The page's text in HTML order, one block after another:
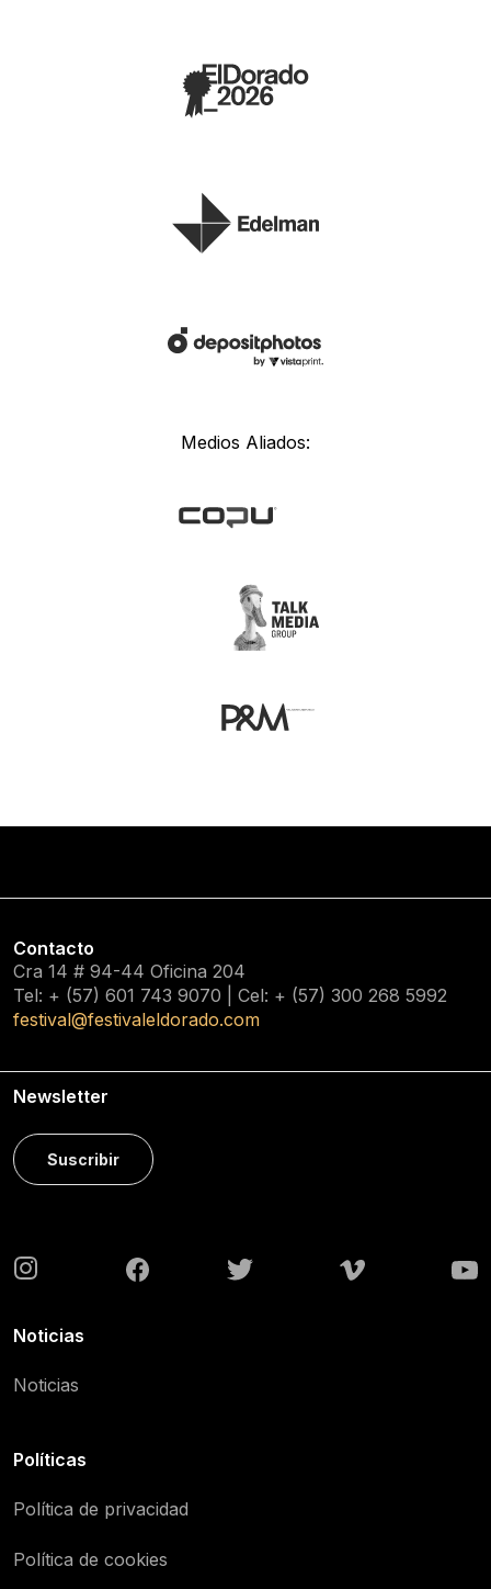
Medios Aliados:
Contacto
Cra 14 # 94-44 Oficina 204
Tel: + (57) 601 743 9070 | Cel: + (57) 300 268 5992
festival@festivaleldorado.com
Newsletter
Suscribir
Noticias
Noticias
Políticas
Política de privacidad
Política de cookies